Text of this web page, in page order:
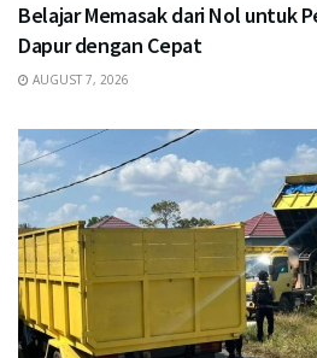
Belajar Memasak dari Nol untuk
Dapur dengan Cepat
AUGUST 7, 2026